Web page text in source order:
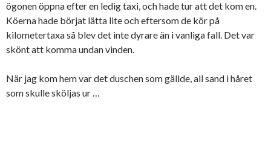
ögonen öppna efter en ledig taxi, och hade tur att det kom en.
Köerna hade börjat lätta lite och eftersom de kör på
kilometertaxa så blev det inte dyrare än i vanliga fall. Det var
skönt att komma undan vinden.
När jag kom hem var det duschen som gällde, all sand i håret
som skulle sköljas ur …